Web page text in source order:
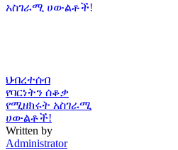
ህብረተሰብ
የባርነትን ሰቆቃ
የሚዘክሩት አስገራሚ
ሀውልቶች!
Written by
Administrator